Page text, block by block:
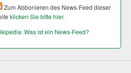
Zum Abbonieren des News-Feed dieser
klicken Sie bitte hier.
Was ist ein News-Feed?